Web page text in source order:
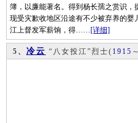
簿，以廉能著名。得到杨长孺之赏识
现受灾歉收地区沿途有不少被弃养的
江上督发军薪饷，得……[详细]
5、 冷云 “八女投江”烈士( 1915 ～